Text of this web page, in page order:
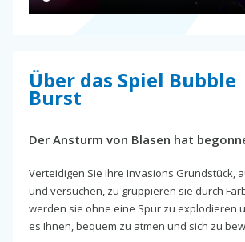
Über das Spiel Bubble
Burst
Der Ansturm von Blasen hat
Verteidigen Sie Ihre Invasions Grundstück,
und versuchen, zu gruppieren sie durch
werden sie ohne eine Spur zu explodieren
es Ihnen, bequem zu atmen und sich zu